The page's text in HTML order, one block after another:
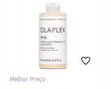
Melhor Preço